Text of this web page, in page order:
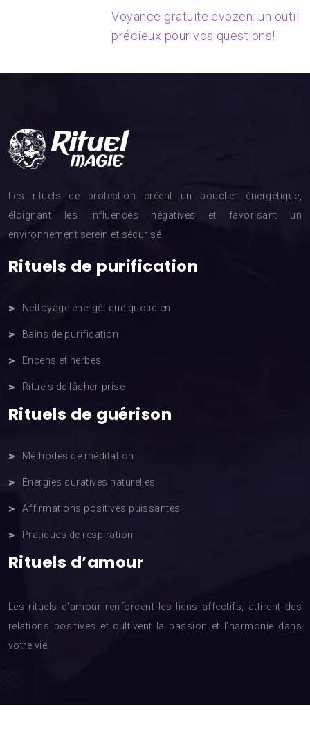
Voyance gratuite evozen: un outil
précieux pour vos questions!
Les rituels de protection créent un bouclier énergétique,
éloignant les influences négatives et favorisant un
environnement serein et sécurisé.
Rituels de purification
Nettoyage énergétique quotidien
Bains de purification
Encens et herbes
Rituels de lâcher-prise
Rituels de guérison
Méthodes de méditation
Énergies curatives naturelles
Affirmations positives puissantes
Pratiques de respiration
Rituels d’amour
Les rituels d’amour renforcent les liens affectifs, attirent des
relations positives et cultivent la passion et l’harmonie dans
votre vie.